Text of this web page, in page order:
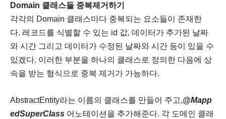
Domain 클래스들 중복제거하기
각각의 Domain 클래스마다 중복되는 요소들이 존재한
다. 레코드를 식별할 수 있는 id 값, 데이터가 추가된 날짜
와 시간 그리고 데이터가 수정된 날짜와 시간 등이 있을 수
있겠다. 이러한 부분을 하나의 클래스로 정의한 다음에 상
속을 받는 형식으로 중복 제거가 가능하다.
AbstractEntity라는 이름의 클래스를 만들어 주고,@Mapp
edSuperClass 어노테이션을 추가해준다. 각 도메인 클래